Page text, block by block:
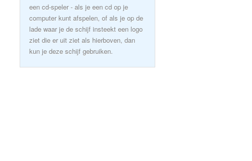
een cd-speler - als je een cd op je
computer kunt afspelen, of als je op de
lade waar je de schijf insteekt een logo
ziet die er uit ziet als hierboven, dan
kun je deze schijf gebruiken.